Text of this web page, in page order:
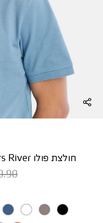
חולצת פולו Millers River עם צווארון ולוגו רקום לגברים
₪